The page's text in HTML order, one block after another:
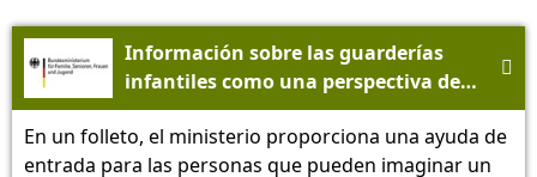
Información sobre las guarderías
infantiles como una perspectiva de
carrera - Ministerio Federal de
Asuntos de la Familia, Tercera Edad,
Mujeres y Juventud (BMFSFJ)

En un folleto, el ministerio proporciona una ayuda de
entrada para las personas que pueden imaginar un